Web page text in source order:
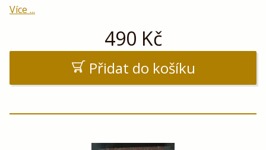
Více ...
490 Kč
Přidat do košíku